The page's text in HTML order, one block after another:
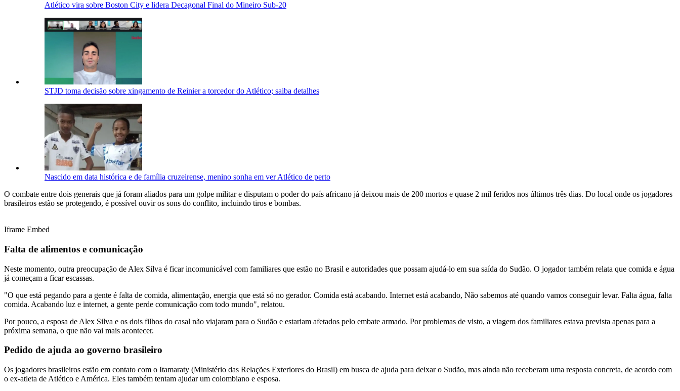
Atlético vira sobre Boston City e lidera Decagonal Final do Mineiro Sub-20
STJD toma decisão sobre xingamento de Reinier a torcedor do Atlético; saiba detalhes
Nascido em data histórica e de família cruzeirense, menino sonha em ver Atlético de perto
O combate entre dois generais que já foram aliados para um golpe militar e disputam o poder do país africano já deixou mais de 200 mortos e quase 2 mil feridos nos últimos três dias. Do local onde os jogadores
brasileiros estão se protegendo, é possível ouvir os sons do conflito, incluindo tiros e bombas.
Iframe Embed
Falta de alimentos e comunicação
Neste momento, outra preocupação de Alex Silva é ficar incomunicável com familiares que estão no Brasil e autoridades que possam ajudá-lo em sua saída do Sudão. O jogador também relata que comida e água
já começam a ficar escassas.
"O que está pegando para a gente é falta de comida, alimentação, energia que está só no gerador. Comida está acabando. Internet está acabando, Não sabemos até quando vamos conseguir levar. Falta água, falta
comida. Acabando luz e internet, a gente perde comunicação com todo mundo", relatou.
Por pouco, a esposa de Alex Silva e os dois filhos do casal não viajaram para o Sudão e estariam afetados pelo embate armado. Por problemas de visto, a viagem dos familiares estava prevista apenas para a
próxima semana, o que não vai mais acontecer.
Pedido de ajuda ao governo brasileiro
Os jogadores brasileiros estão em contato com o Itamaraty (Ministério das Relações Exteriores do Brasil) em busca de ajuda para deixar o Sudão, mas ainda não receberam uma resposta concreta, de acordo com
o ex-atleta de Atlético e América. Eles também tentam ajudar um colombiano e esposa.